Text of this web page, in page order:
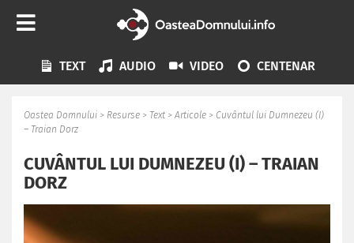
TEXT AUDIO VIDEO CENTENAR
Oastea Domnului > Resurse > Text > Articole > Cuvântul lui Dumnezeu (I)
– Traian Dorz
CUVÂNTUL LUI DUMNEZEU (I) – TRAIAN
DORZ